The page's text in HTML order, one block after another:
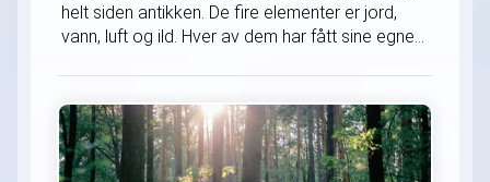
helt siden antikken. De fire elementer er jord,
vann, luft og ild. Hver av dem har fått sine egne...